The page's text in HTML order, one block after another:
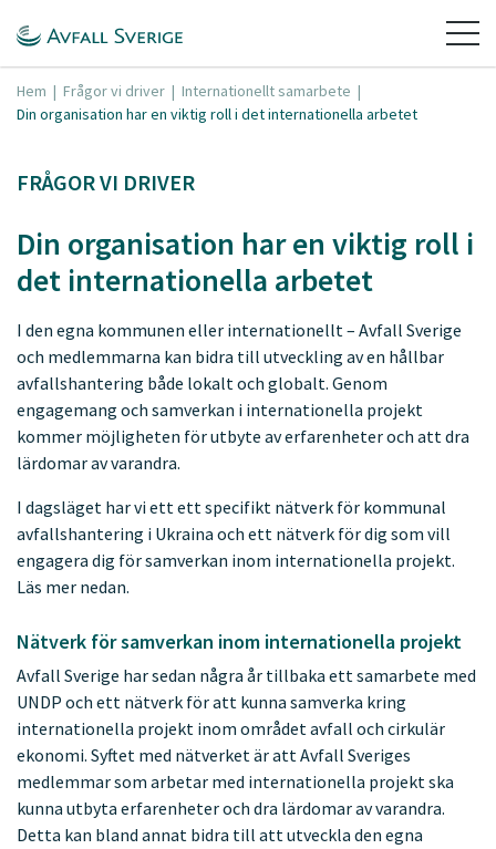
Hem | Frågor vi driver | Internationellt samarbete |
Din organisation har en viktig roll i det internationella arbetet
FRÅGOR VI DRIVER
Din organisation har en viktig roll i
det internationella arbetet
I den egna kommunen eller internationellt – Avfall Sverige
och medlemmarna kan bidra till utveckling av en hållbar
avfallshantering både lokalt och globalt. Genom
engagemang och samverkan i internationella projekt
kommer möjligheten för utbyte av erfarenheter och att dra
lärdomar av varandra.
I dagsläget har vi ett ett specifikt nätverk för kommunal
avfallshantering i Ukraina och ett nätverk för dig som vill
engagera dig för samverkan inom internationella projekt.
Läs mer nedan.
Nätverk för samverkan inom internationella projekt
Avfall Sverige har sedan några år tillbaka ett samarbete med
UNDP och ett nätverk för att kunna samverka kring
internationella projekt inom området avfall och cirkulär
ekonomi. Syftet med nätverket är att Avfall Sveriges
medlemmar som arbetar med internationella projekt ska
kunna utbyta erfarenheter och dra lärdomar av varandra.
Detta kan bland annat bidra till att utveckla den egna